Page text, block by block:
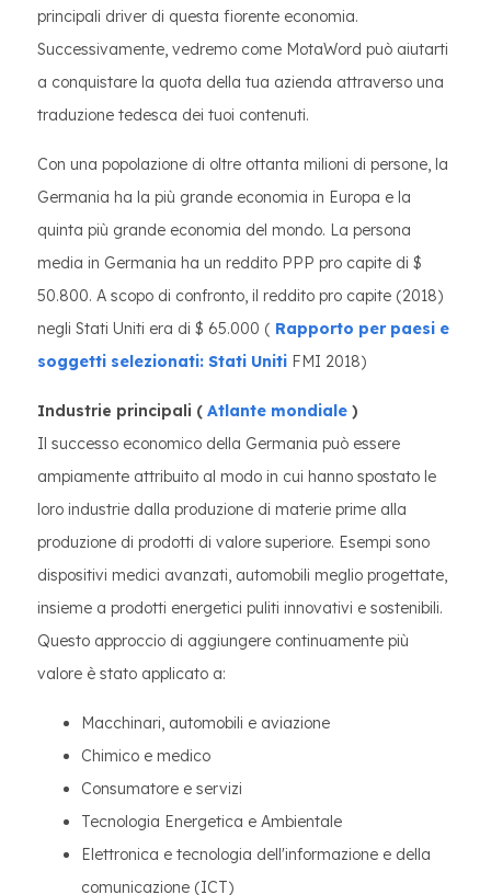
principali driver di questa fiorente economia.
Successivamente, vedremo come MotaWord può aiutarti
a conquistare la quota della tua azienda attraverso una
traduzione tedesca dei tuoi contenuti.
Con una popolazione di oltre ottanta milioni di persone, la
Germania ha la più grande economia in Europa e la
quinta più grande economia del mondo. La persona
media in Germania ha un reddito PPP pro capite di $
50.800. A scopo di confronto, il reddito pro capite (2018)
negli Stati Uniti era di $ 65.000 ( Rapporto per paesi e
soggetti selezionati: Stati Uniti FMI 2018)
Industrie principali ( Atlante mondiale )
Il successo economico della Germania può essere
ampiamente attribuito al modo in cui hanno spostato le
loro industrie dalla produzione di materie prime alla
produzione di prodotti di valore superiore. Esempi sono
dispositivi medici avanzati, automobili meglio progettate,
insieme a prodotti energetici puliti innovativi e sostenibili.
Questo approccio di aggiungere continuamente più
valore è stato applicato a:
Macchinari, automobili e aviazione
Chimico e medico
Consumatore e servizi
Tecnologia Energetica e Ambientale
Elettronica e tecnologia dell'informazione e della
comunicazione (ICT)